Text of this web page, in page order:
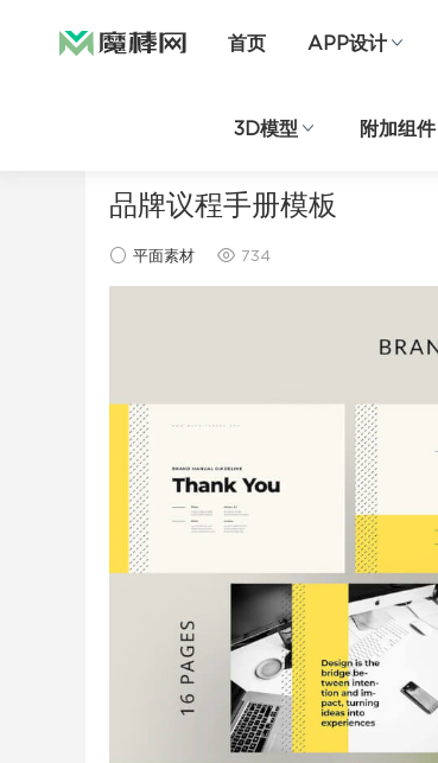
首页 APP设计
3D模型 附加组件
平面素材
品牌议程手册模板
平面素材 734